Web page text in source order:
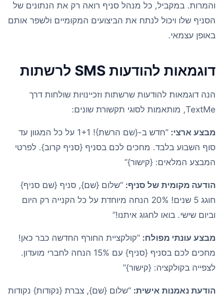
והמרות. במקביל, כל מנהל סניף רואה רק את הנתונים של
הסניף שלו ויכול לנתח את הביצועים המקומיים ולשפר אותם
באופן עצמאי.
דוגמאות להודעות SMS לרשתות
הנה דוגמאות להודעות שרשתות וזכיינויות שולחות דרך
TextMe, מותאמות לסוגי תקשורת שונים:
מבצע ארצי:
“חדש ב-{שם הרשת}! 1+1 על כל המגוון עד
סוף השבוע בלבד. מחכים לכם בסניף {סניף קרוב}. לפרטי
המבצע המלאים: {קישור}”
הודעה מקומית של סניף: “שלום {שם}, סניף {שם סניף}
חוגג 5 שנים! 20% הנחה מיוחדת על כל הקנייה רק היום
וביום שישי. בואו לחגוג איתנו!”
מבצע עונתי מפולח: “קולקציית החורף החדשה כבר כאן!
מחכים לכם בסניף {סניף} עם 15% הנחה לחברי מועדון.
לצפייה בקולקציה: {קישור}”
הודעת נאמנות אישית: “שלום {שם}, צברת {נקודות} נקודות